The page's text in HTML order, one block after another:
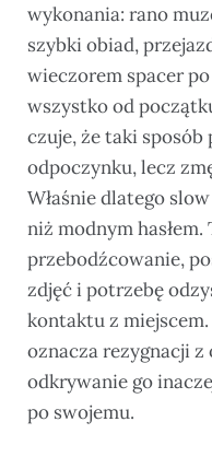
wykonania: rano
szybki obiad,
wieczorem spacer
wszystko od
czuje, że taki
odpoczynku, lecz
Właśnie dlatego
niż modnym
przebodźcowanie,
zdjęć i potrzebę
kontaktu z
oznacza rezygnacji
odkrywanie go
po swojemu.